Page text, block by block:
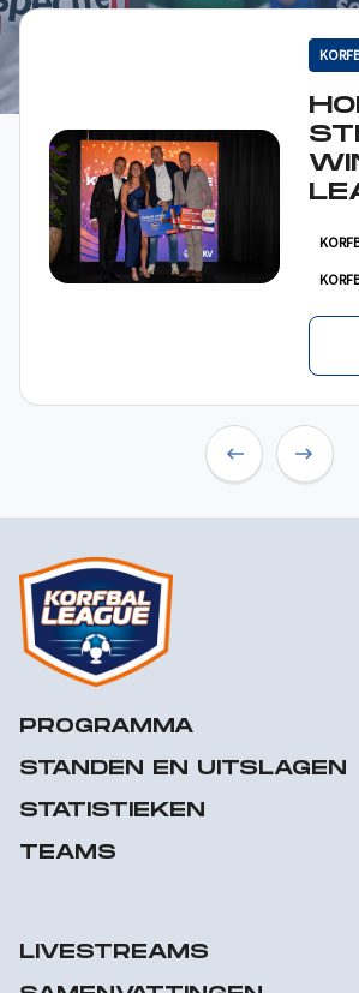
PROGRAMMA
STANDEN EN UITSLAGEN
STATISTIEKEN
TEAMS
LIVESTREAMS